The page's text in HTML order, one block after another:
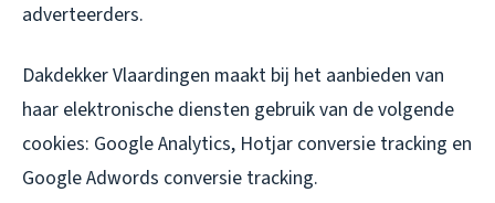
adverteerders.
Dakdekker Vlaardingen maakt bij het aanbieden van
haar elektronische diensten gebruik van de volgende
cookies: Google Analytics, Hotjar conversie tracking en
Google Adwords conversie tracking.